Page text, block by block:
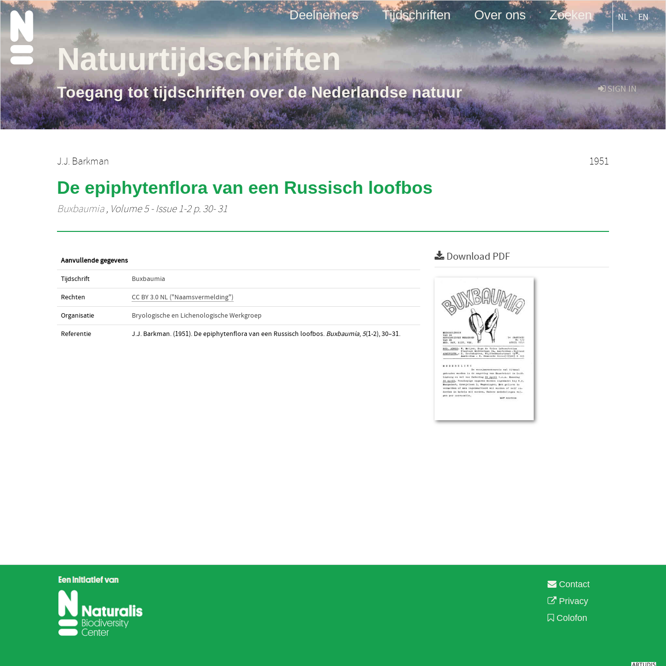
Deelnemers Tijdschriften Over ons Zoeken NL EN
SIGN IN
Natuurtijdschriften
Toegang tot tijdschriften over de Nederlandse natuur
J.J. Barkman 1951
De epiphytenflora van een Russisch loofbos
Buxbaumia, Volume 5 - Issue 1-2 p. 30- 31
Aanvullende gegevens
Tijdschrift Buxbaumia
Rechten CC BY 3.0 NL ("Naamsvermelding")
Organisatie Bryologische en Lichenologische Werkgroep
Referentie J.J. Barkman. (1951). De epiphytenflora van een Russisch loofbos. Buxbaumia,5(1-2), 30–31.
Download PDF
Contact
Privacy
Colofon